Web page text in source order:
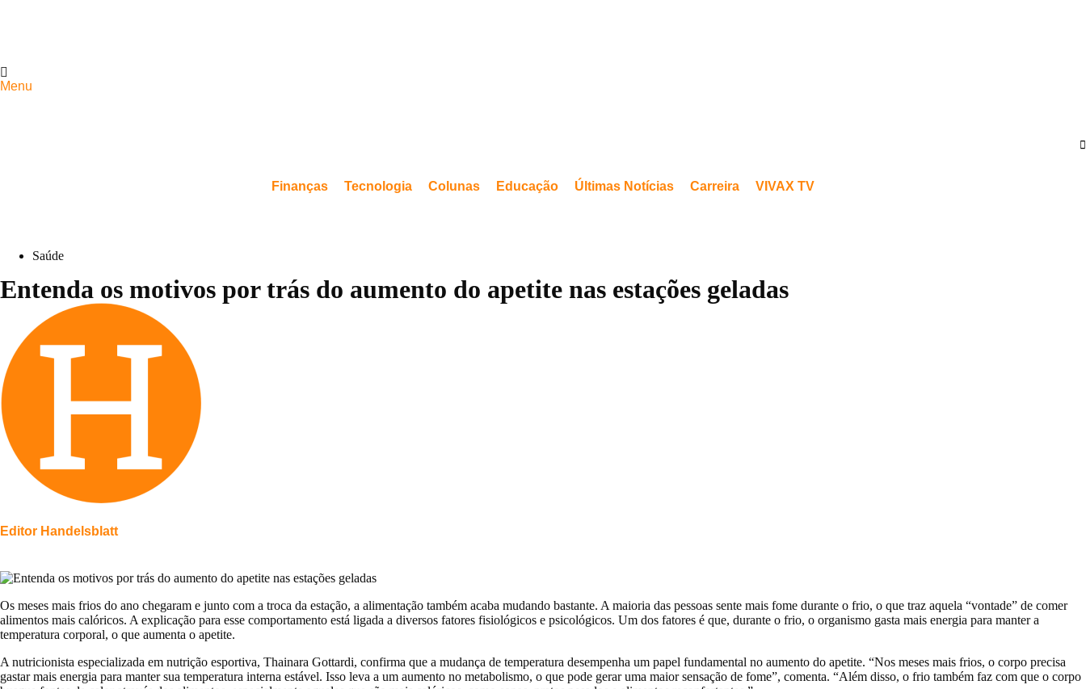
Menu
Finanças Tecnologia Colunas Educação Últimas Notícias Carreira VIVAX TV
Saúde
Entenda os motivos por trás do aumento do apetite nas estações geladas
Editor Handelsblatt
Os meses mais frios do ano chegaram e junto com a troca da estação, a alimentação também acaba mudando bastante. A maioria das pessoas sente mais fome durante o frio, o que traz aquela “vontade” de comer
alimentos mais calóricos. A explicação para esse comportamento está ligada a diversos fatores fisiológicos e psicológicos. Um dos fatores é que, durante o frio, o organismo gasta mais energia para manter a
temperatura corporal, o que aumenta o apetite.
A nutricionista especializada em nutrição esportiva, Thainara Gottardi, confirma que a mudança de temperatura desempenha um papel fundamental no aumento do apetite. “Nos meses mais frios, o corpo precisa
gastar mais energia para manter sua temperatura interna estável. Isso leva a um aumento no metabolismo, o que pode gerar uma maior sensação de fome”, comenta. “Além disso, o frio também faz com que o corpo